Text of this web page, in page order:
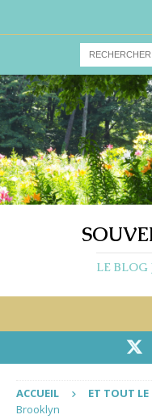
LE BLOG
ACCUEIL ET TOUT LE
Brooklyn